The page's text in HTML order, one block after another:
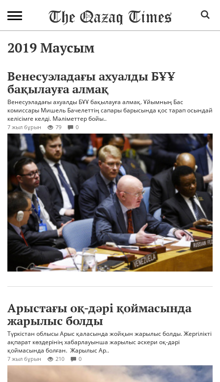
2019 Маусым
Венесуэладағы ахуалды БҰҰ
бақылауға алмақ
Венесуэладағы ахуалды БҰҰ бақылауға алмақ. Ұйымның Бас
комиссары Мишель Бачелеттің сапары барысында қос тарап осындай
келісімге келді. Мәліметтер бойы..
7 жыл бұрын 79 0
Арыстағы оқ-дәрі қоймасында
жарылыс болды
Түркістан облысы Арыс қаласында жойқын жарылыс болды. Жергілікті
ақпарат көздерінің хабарлауынша жарылыс әскери оқ-дәрі
қоймасында болған. Жарылыс Ар..
7 жыл бұрын 210 0